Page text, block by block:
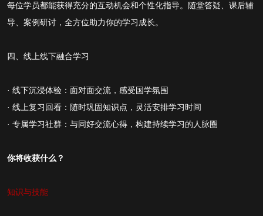
每位学员都能获得充分的互动机会和个性化指导。随堂答疑、课后辅
导、案例研讨，全方位助力你的学习成长。
四、线上线下融合学习
· 线下沉浸体验：面对面交流，感受国学氛围
· 线上复习回看：随时巩固知识点，灵活安排学习时间
· 专属学习社群：与同好交流心得，构建持续学习的人脉圈
你将收获什么？
知识与技能